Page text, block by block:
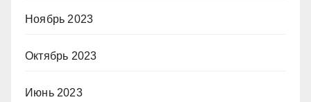
Ноябрь 2023
Октябрь 2023
Июнь 2023